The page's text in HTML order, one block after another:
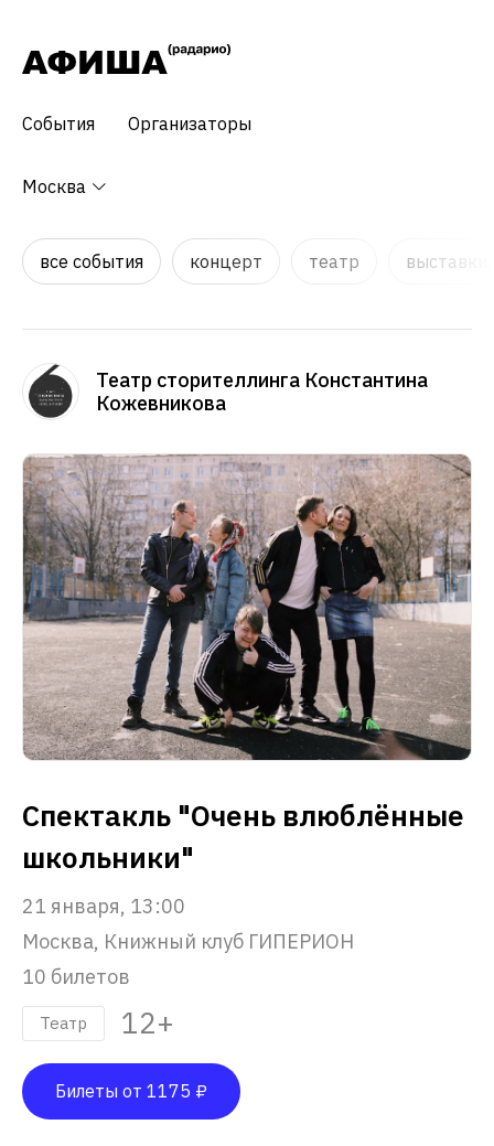
События Организаторы
Москва
все события концерт театр
Театр сторителлинга Константина
Кожевникова
Спектакль "Очень влюблённые
школьники"
21 января, 13:00
Москва, Книжный клуб ГИПЕРИОН
10 билетов
Театр 12+
Билеты от 1175 ₽